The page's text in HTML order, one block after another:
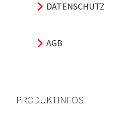
DATENSCHUTZ
AGB
PRODUKTINFOS